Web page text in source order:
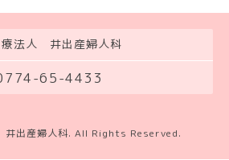
療法人 井出産婦人科
65-4433
出産婦人科. All Rights Reserved.